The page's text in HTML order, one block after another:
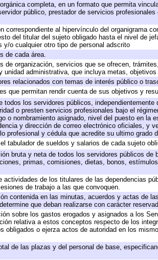
completa, en un formato que permita
público, prestador de servicios
correspondiente al hipervínculo del organigrama
del titular del sujeto obligado hasta el nivel de
y/o cualquier otro tipo de personal adscrito
de cada área.
de organización, servicios que se ofrecen,
unidad administrativa, que incluya metas,
relacionados con temas de interés público o
que permitan rendir cuenta de sus objetivos y
todos los servidores públicos,
o presten servicios profesionales bajo el
o nombramiento asignado, nivel del puesto en la
y dirección de correo electrónico oficiales, y
profesional y cédula que acredite su ultimo grado
tabulador de sueldos y salarios de cada sujeto
bruta y neta de todos los servidores públicos
primas, comisiones, dietas, bonos,
actividades de los titulares de las dependencias
de trabajo a las que convoquen.
contenida en las minutas, acuerdos y actas de
que deban realizarse con carácter
sobre los gastos erogados y asignados a los
relativa a estos conceptos respecto de los
obligados o ejerza actos de autoridad en los
de las plazas y del personal de base,